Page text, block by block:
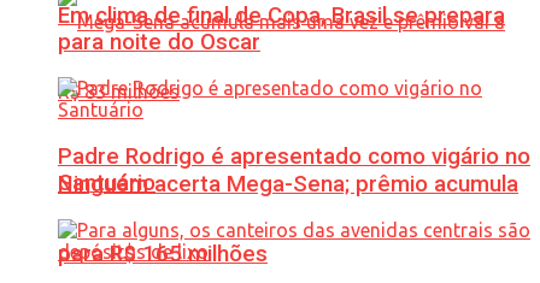
Ninguém acerta Mega-Sena; prêmio acumula
para R$ 165 milhões
Em clima de final de Copa, Brasil se prepara
para noite do Oscar
Padre Rodrigo é apresentado como vigário no
Santuário